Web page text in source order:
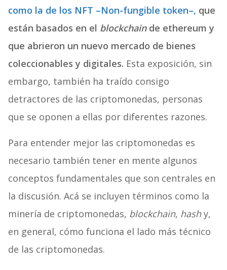
como la de los NFT –Non-fungible token–, que
están basados en el blockchainde ethereum y
que abrieron un nuevo mercado de bienes
coleccionables y digitales. Esta exposición, sin
embargo, también ha traído consigo
detractores de las criptomonedas, personas
que se oponen a ellas por diferentes razones.
Para entender mejor las criptomonedas es
necesario también tener en mente algunos
conceptos fundamentales que son centrales en
la discusión. Acá se incluyen términos como la
minería de criptomonedas, blockchain, hashy,
en general, cómo funciona el lado más técnico
de las criptomonedas.